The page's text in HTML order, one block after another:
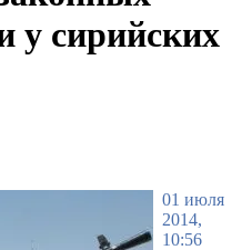
у сирийских
01 июля
2014,
10:56